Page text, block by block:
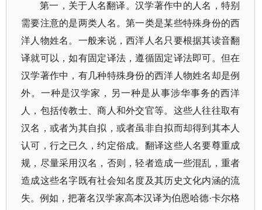
第一，关于人名翻译。汉学著作中的人名，特别
需要注意的是两类人名。第一类是某些特殊身份的西
洋人物姓名。一般来说，西洋人名只要根据其读音翻
译就可以，如有固定译法，遵循固定译法即可。但在
汉学著作中，有几种特殊身份的西洋人物姓名却是例
外。一种是汉学家，另一种是从事涉华事务的西洋
人，包括传教士、商人和外交官等。这些人往往取有
汉名，或者为其自拟，或者虽非自拟而却得到其本人
认可，行之已久，约定俗成。翻译这些人名要尊重成
规，尽量采用汉名，否则，轻者造成一些混乱，重者
造成这些名字既有社会知名度及其历史文化内涵的流
失。例如，把著名汉学家高本汉译为伯恩哈德·卡尔格